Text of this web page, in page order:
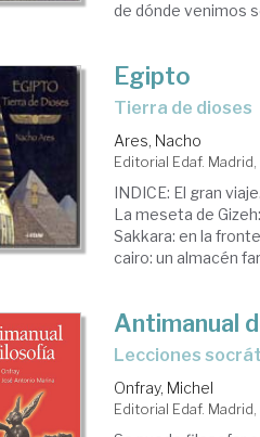
de dónde venimos
Egipto
tierra de dioses
Ares, Nacho
Editorial Edaf.
INDICE: El gran
La meseta de
Sakkara: en la
cairo: un almacén
Antimanual
lecciones
Onfray, Michel
Editorial Edaf.